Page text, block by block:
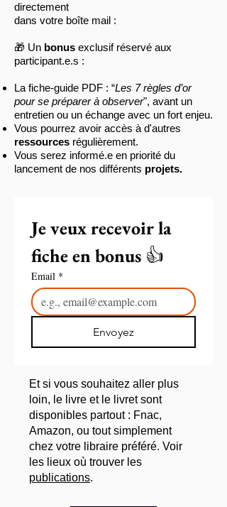
directement
dans votre boîte mail :
🎁 Un bonus exclusif réservé aux
participant.e.s :
La fiche-guide PDF : “Les 7 règles d’or
pour se préparer à observer", avant un
entretien ou un échange avec un fort enjeu.
Vous pourrez avoir accès à d'autres
ressources régulièrement.
Vous serez informé.e en priorité du
lancement de nos différents projets.
🔒 Confidentialité : votre e-mail est utilisé uniquement pour
l’envoi des ressources et des actualités de Stephen
Bunard. Vous pouvez vous désinscrire à tout moment.
Je veux recevoir la
fiche en bonus 👍
Email *
Envoyez
Et si vous souhaitez aller plus
loin, le livre et le livret sont
disponibles partout : Fnac,
Amazon, ou tout simplement
chez votre libraire préféré. Voir
les lieux où trouver les
publications.